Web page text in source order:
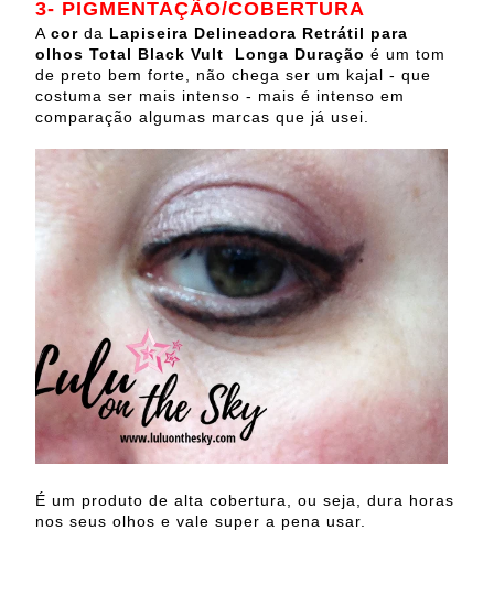
3- PIGMENTAÇÃO/COBERTURA
A cor da Lapiseira Delineadora Retrátil para
olhos Total Black Vult Longa Duração é um tom
de preto bem forte, não chega ser um kajal - que
costuma ser mais intenso - mais é intenso em
comparação algumas marcas que já usei.
É um produto de alta cobertura, ou seja, dura horas
nos seus olhos e vale super a pena usar.